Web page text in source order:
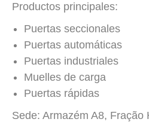
Productos principales:
Puertas seccionales
Puertas automáticas
Puertas industriales
Muelles de carga
Puertas rápidas
Sede: Armazém A8, Fração